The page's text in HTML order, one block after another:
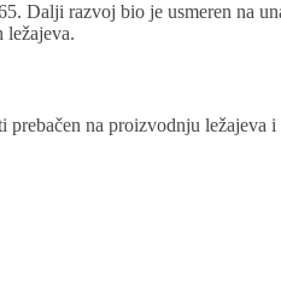
Dalji razvoj bio je usmeren na
ležajeva.
prebačen na proizvodnju ležajeva